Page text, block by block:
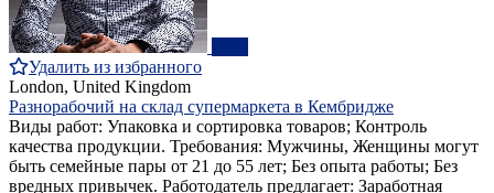
Удалить из избранного
London, United Kingdom
Разнорабочий на склад супермаркета в Кембридже
Виды работ: Упаковка и сортировка товаров; Контроль
качества продукции. Требования: Мужчины, Женщины могут
быть семейные пары от 21 до 55 лет; Без опыта работы; Без
вредных привычек. Работодатель предлагает: Заработная